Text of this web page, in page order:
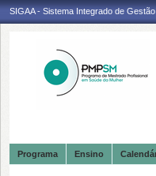
SIGAA - Sistema Integrado de
Programa Ensino